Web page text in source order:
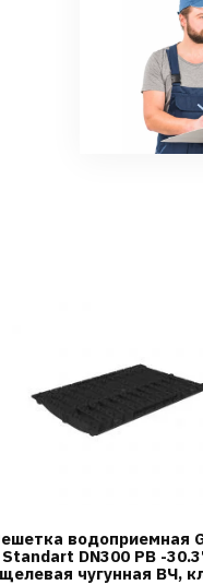
водоприемная
Standart DN300 РВ -
щелевая чугунная ВЧ,